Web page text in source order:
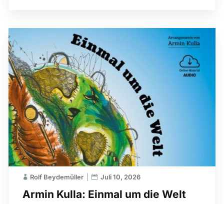
Armin Kulla: Einmal um die Welt
Rolf Beydemüller Juli 10, 2026